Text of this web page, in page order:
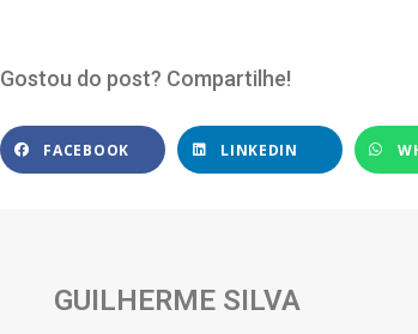
Gostou do post? Compartilhe!
FACEBOOK LINKEDIN
GUILHERME SILVA